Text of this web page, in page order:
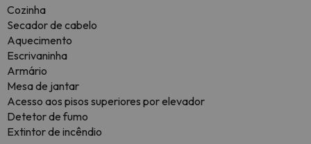
Cozinha
Secador de cabelo
Aquecimento
Escrivaninha
Armário
Mesa de jantar
Acesso aos pisos superiores por elevador
Detetor de fumo
Extintor de incêndio